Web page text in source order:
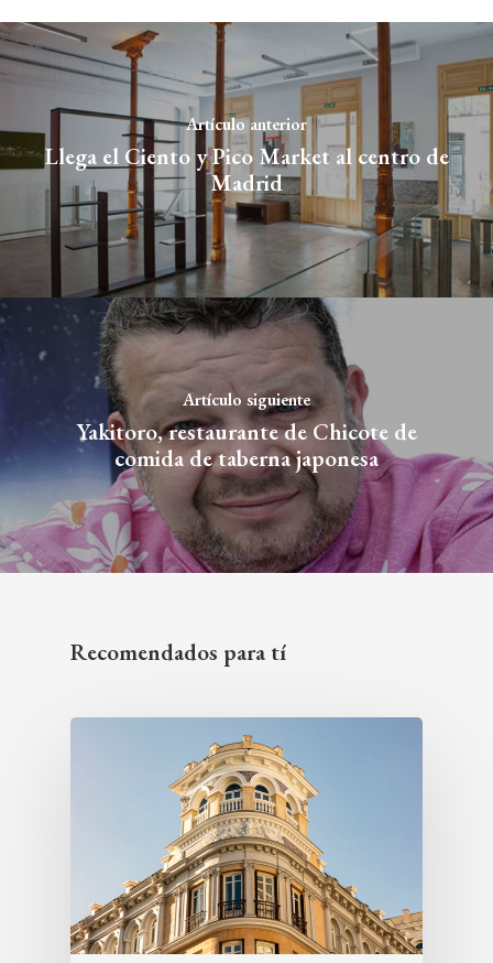
Artículo anterior
Llega el Ciento y Pico Market al centro de
Madrid
Artículo siguiente
Yakitoro, restaurante de Chicote de
comida de taberna japonesa
Recomendados para tí